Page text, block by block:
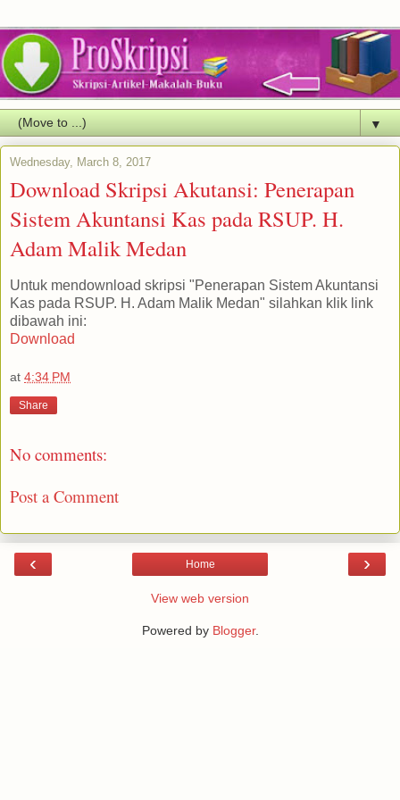
▼
Wednesday, March 8, 2017
Download Skripsi Akutansi: Penerapan
Sistem Akuntansi Kas pada RSUP. H.
Adam Malik Medan
Untuk mendownload skripsi "Penerapan Sistem Akuntansi
Kas pada RSUP. H. Adam Malik Medan" silahkan klik link
dibawah ini:
Download
at 4:34 PM
Share
No comments:
Post a Comment
‹ ›
Home
View web version
Powered by Blogger.